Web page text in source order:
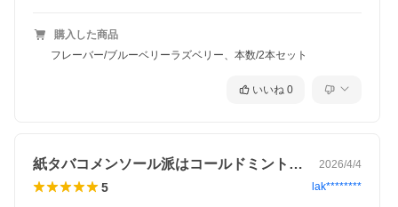
購入した商品
フレーバー/ブルーベリーラズベリー、本数/2本セット
いいね 0
紙タバコメンソール派はコールドミント一択 2026/4/4
5 lak********